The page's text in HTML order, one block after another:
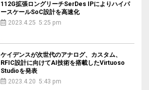
112G拡張ロングリーチSerDes IPによりハイパ
ースケールSoC設計を高速化
2023.4.25 5:25 pm
ケイデンスが次世代のアナログ、カスタム、
RFIC設計に向けてAI技術を搭載したVirtuoso
Studioを発表
2023.4.20 5:43 pm